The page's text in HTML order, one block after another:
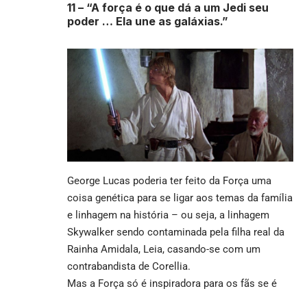
11 – “A força é o que dá a um Jedi seu
poder … Ela une as galáxias.”
George Lucas poderia ter feito da Força uma
coisa genética para se ligar aos temas da família
e linhagem na história – ou seja, a linhagem
Skywalker sendo contaminada pela filha real da
Rainha Amidala, Leia, casando-se com um
contrabandista de Corellia.
Mas a Força só é inspiradora para os fãs se é